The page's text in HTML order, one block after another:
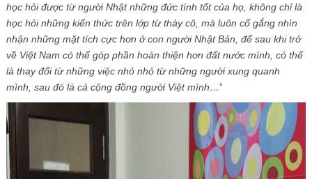
học hỏi được từ người Nhật những đức tính tốt của họ, không chỉ là
học hỏi những kiến thức trên lớp từ thày cô, mà luôn cố gắng nhìn
nhận những mặt tích cực hơn ở con người Nhật Bản, để sau khi trở
về Việt Nam có thể góp phần hoàn thiện hơn đất nước mình, có thể
là thay đổi từ những việc nhỏ nhỏ từ những người xung quanh
mình, sau đó là cả cộng đồng người Việt mình…”